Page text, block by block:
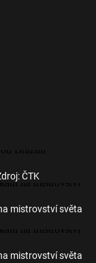
ČTK
mistrovství světa
mistrovství světa